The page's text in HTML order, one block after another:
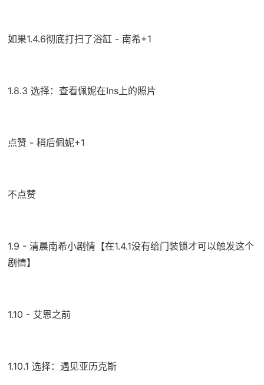
如果1.4.6彻底打扫了浴缸 - 南希+1
1.8.3 选择：查看佩妮在Ins上的照片
点赞 - 稍后佩妮+1
不点赞
1.9 - 清晨南希小剧情【在1.4.1没有给门装锁才可以触发这个
剧情】
1.10 - 艾恩之前
1.10.1 选择：遇见亚历克斯